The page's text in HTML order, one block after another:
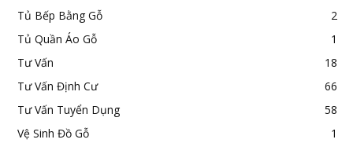
Tủ Bếp Bằng Gỗ
2
Tủ Quần Áo Gỗ
1
Tư Vấn
18
Tư Vấn Định Cư
66
Tư Vấn Tuyển Dụng
58
Vệ Sinh Đồ Gỗ
1